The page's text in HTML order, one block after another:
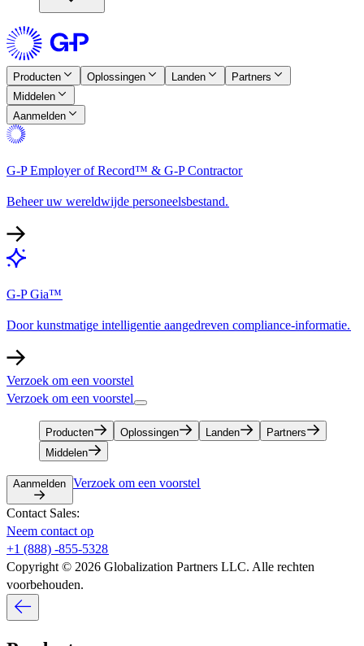
Producten​​ Oplossingen​​ Landen​​
Partners​​
Middelen​​
Aanmelden​​
G-P Employer of Record™ & G-P Contractor​​
Beheer uw wereldwijde personeelsbestand.​​
G-P Gia™​​
Door kunstmatige intelligentie aangedreven compliance-informatie.​​
Verzoek om een voorstel​​
Verzoek om een voorstel​​
Producten​​ Oplossingen​​ Landen​​
Partners​​
Middelen​​
Aanmelden​​ Verzoek om een voorstel​​
Contact Sales:​​
Neem contact op​​
+1 (888) -855-5328​​
Copyright © 2026 Globalization Partners LLC. Alle rechten
voorbehouden.​​